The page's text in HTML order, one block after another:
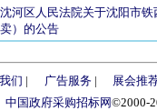
河区人民法院关于沈阳市
）的公告
们 | 广告服务| 展会推
中国政府采购招标网©2000-